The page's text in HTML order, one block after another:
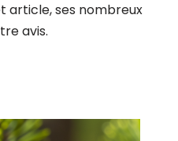
article, ses nombreux
avis.